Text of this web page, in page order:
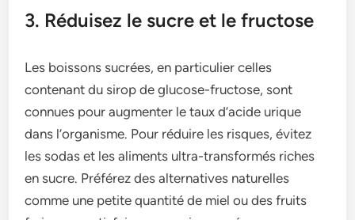
3. Réduisez le sucre et le fructose
Les boissons sucrées, en particulier celles
contenant du sirop de glucose-fructose, sont
connues pour augmenter le taux d’acide urique
dans l’organisme. Pour réduire les risques, évitez
les sodas et les aliments ultra-transformés riches
en sucre. Préférez des alternatives naturelles
comme une petite quantité de miel ou des fruits